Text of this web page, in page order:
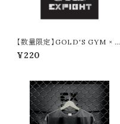
【数量限定】GOLD'S GYM × E
XFIGHT ステッカー（SILVER ×
BLACK）
¥220